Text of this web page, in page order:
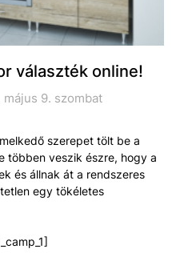
választék online!
9. szombat
szerepet tölt be a
többen veszik észre, hogy a
és állnak át a rendszeres
egy tökéletes